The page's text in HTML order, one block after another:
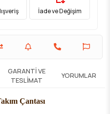
İade ve Değişim
GARANTI VE
TESLIMAT
YORUMLAR
Çantası